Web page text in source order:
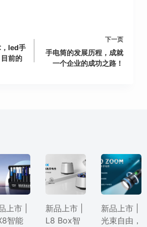
，led手
前的
下一页
手电筒的发展历程，成就
一个企业的成功之路！
上市 |
智能
新品上市 |
L8 Box智
新品上市 |
光束自由，